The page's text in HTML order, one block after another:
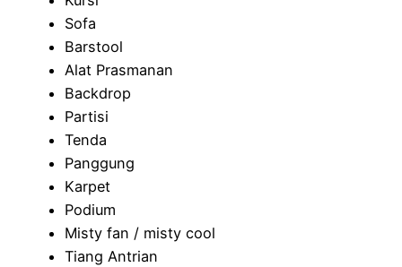
Sofa
Barstool
Alat Prasmanan
Backdrop
Partisi
Tenda
Panggung
Karpet
Podium
Misty fan / misty cool
Tiang Antrian